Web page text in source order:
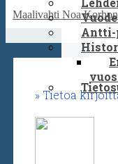
Antti-
Maalivahti Noa
Tietoa